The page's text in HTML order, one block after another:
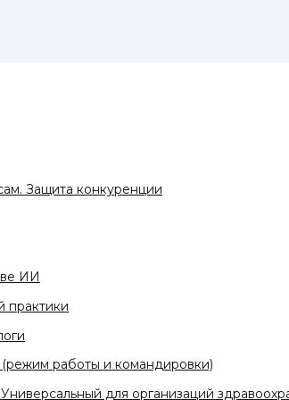
Защита конкуренции
ИИ
практики
работы и командировки)
для организаций